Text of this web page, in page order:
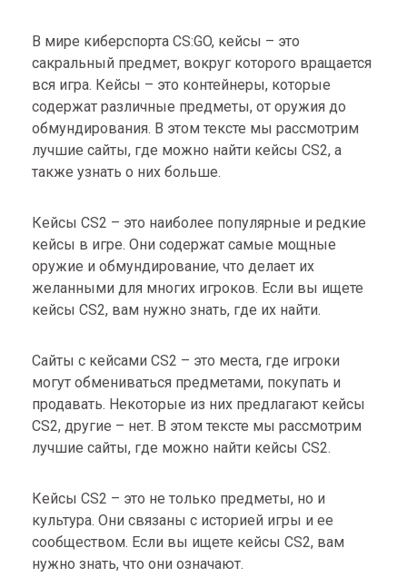
В мире киберспорта CS:GO, кейсы – это
сакральный предмет, вокруг которого вращается
вся игра. Кейсы – это контейнеры, которые
содержат различные предметы, от оружия до
обмундирования. В этом тексте мы рассмотрим
лучшие сайты, где можно найти кейсы CS2, а
также узнать о них больше.
Кейсы CS2 – это наиболее популярные и редкие
кейсы в игре. Они содержат самые мощные
оружие и обмундирование, что делает их
желанными для многих игроков. Если вы ищете
кейсы CS2, вам нужно знать, где их найти.
Сайты с кейсами CS2 – это места, где игроки
могут обмениваться предметами, покупать и
продавать. Некоторые из них предлагают кейсы
CS2, другие – нет. В этом тексте мы рассмотрим
лучшие сайты, где можно найти кейсы CS2.
Кейсы CS2 – это не только предметы, но и
культура. Они связаны с историей игры и ее
сообществом. Если вы ищете кейсы CS2, вам
нужно знать, что они означают.